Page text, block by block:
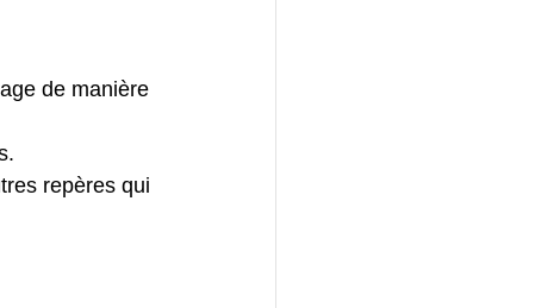
de manière
repères qui